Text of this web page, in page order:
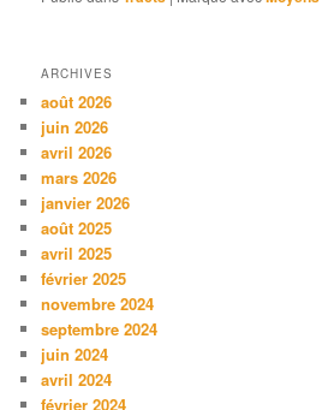
ARCHIVES
août 2026
juin 2026
avril 2026
mars 2026
janvier 2026
août 2025
avril 2025
février 2025
novembre 2024
septembre 2024
juin 2024
avril 2024
février 2024